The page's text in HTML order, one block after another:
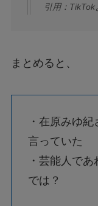
引用：TikTok
まとめると、
・在原みゆ
言っていた
・芸能人で
では？